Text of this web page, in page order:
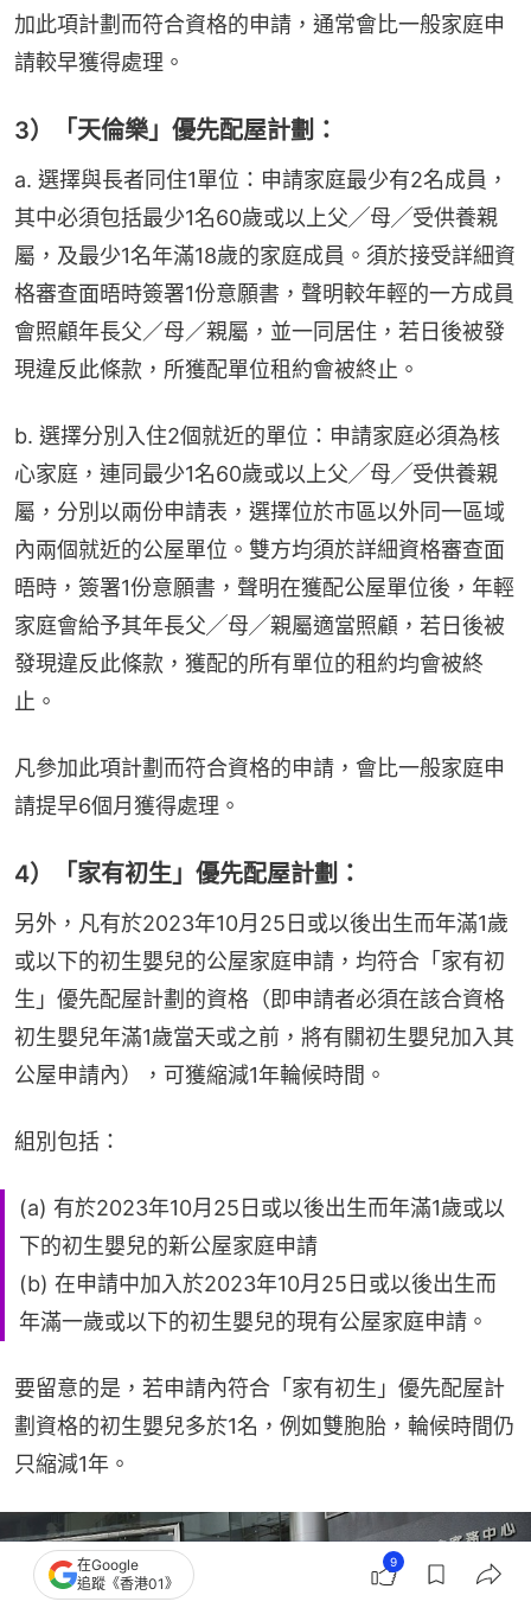
加此項計劃而符合資格的申請，通常會比一般家庭申
請較早獲得處理。
3）「天倫樂」優先配屋計劃：
a. 選擇與長者同住1單位：申請家庭最少有2名成員，
其中必須包括最少1名60歲或以上父╱母╱受供養親
屬，及最少1名年滿18歲的家庭成員。須於接受詳細資
格審查面晤時簽署1份意願書，聲明較年輕的一方成員
會照顧年長父／母／親屬，並一同居住，若日後被發
現違反此條款，所獲配單位租約會被終止。
b. 選擇分別入住2個就近的單位：申請家庭必須為核
心家庭，連同最少1名60歲或以上父╱母╱受供養親
屬，分別以兩份申請表，選擇位於市區以外同一區域
內兩個就近的公屋單位。雙方均須於詳細資格審查面
晤時，簽署1份意願書，聲明在獲配公屋單位後，年輕
家庭會給予其年長父╱母╱親屬適當照顧，若日後被
發現違反此條款，獲配的所有單位的租約均會被終
止。
凡參加此項計劃而符合資格的申請，會比一般家庭申
請提早6個月獲得處理。
4）「家有初生」優先配屋計劃：
另外，凡有於2023年10月25日或以後出生而年滿1歲
或以下的初生嬰兒的公屋家庭申請，均符合「家有初
生」優先配屋計劃的資格（即申請者必須在該合資格
初生嬰兒年滿1歲當天或之前，將有關初生嬰兒加入其
公屋申請內），可獲縮減1年輪候時間。
組別包括：
(a) 有於2023年10月25日或以後出生而年滿1歲或以
下的初生嬰兒的新公屋家庭申請
(b) 在申請中加入於2023年10月25日或以後出生而
年滿一歲或以下的初生嬰兒的現有公屋家庭申請。
要留意的是，若申請內符合「家有初生」優先配屋計
劃資格的初生嬰兒多於1名，例如雙胞胎，輪候時間仍
只縮減1年。
在Google
追蹤《香港01》
9